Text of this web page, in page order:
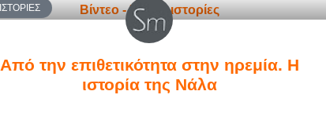
ΙΣΤΟΡΊΕΣ
Από την επιθετικότητα στην ηρεμία. Η
ιστορία της Νάλα